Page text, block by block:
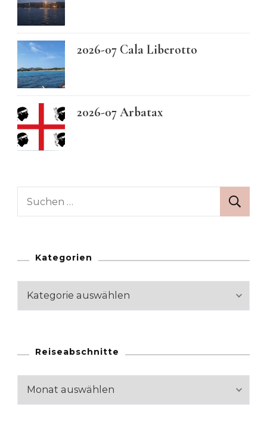
2026-07 Cala Liberotto
2026-07 Arbatax
Suchen
Kategorien
Kategorien
Reiseabschnitte
Reiseabschnitte